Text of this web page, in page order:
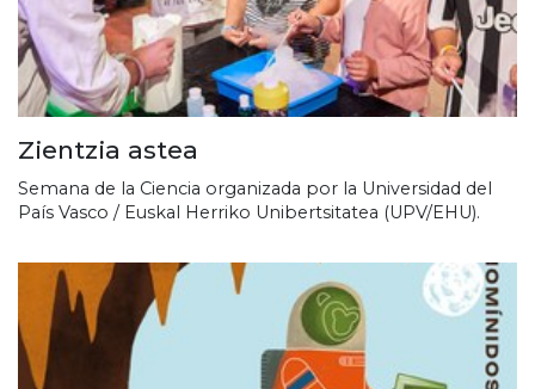
Zientzia astea
Semana de la Ciencia organizada por la Universidad del
País Vasco / Euskal Herriko Unibertsitatea (UPV/EHU).